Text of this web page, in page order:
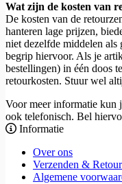
Wat zijn de kosten van
De kosten van de
hanteren lage prijzen,
niet dezelfde middelen
begrip hiervoor. Als je
bestellingen) in één doos
retourkosten. Stuur wel
Voor meer informatie kun
ook telefonisch. Bel
Informatie
Over ons
Verzenden &
Algemene